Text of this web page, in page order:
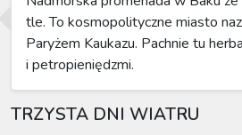
tle. To kosmopolityczne miasto
Paryżem Kaukazu. Pachnie tu
i petropieniędzmi.
TRZYSTA DNI WIATRU